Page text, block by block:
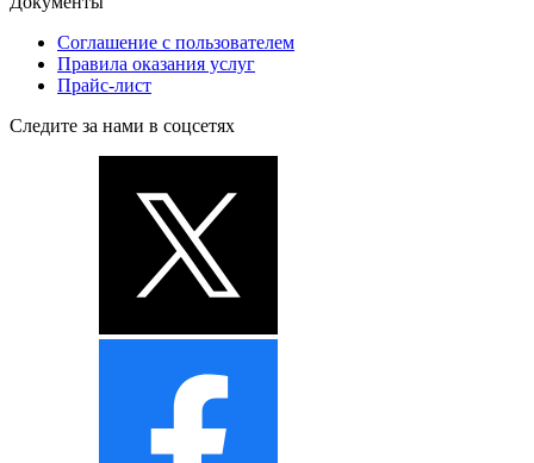
Соглашение с пользователем
Правила оказания услуг
Прайс-лист
Следите за нами в соцсетях